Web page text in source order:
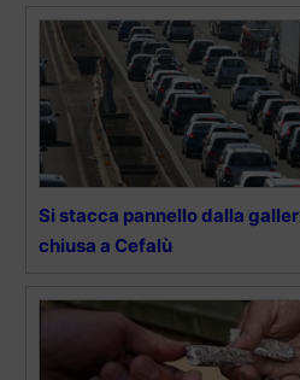
Si stacca pannello dalla
chiusa a Cefalù